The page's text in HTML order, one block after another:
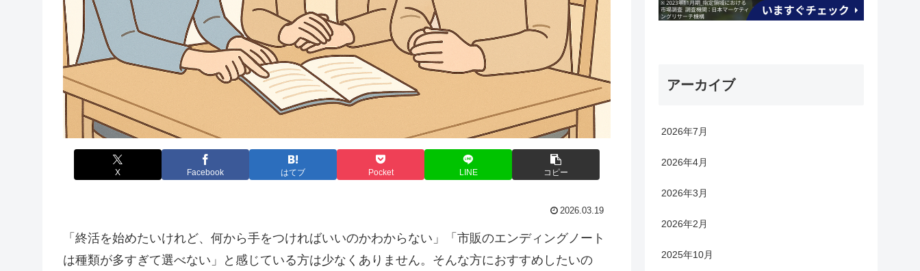
X Facebook はてブ Pocket LINE コピー
2026.03.19
「終活を始めたいけれど、何から手をつければいいのかわからない」「市販のエンディングノート
は種類が多すぎて選べない」と感じている方は少なくありません。そんな方におすすめしたいの
アーカイブ
2026年7月
2026年4月
2026年3月
2026年2月
2025年10月